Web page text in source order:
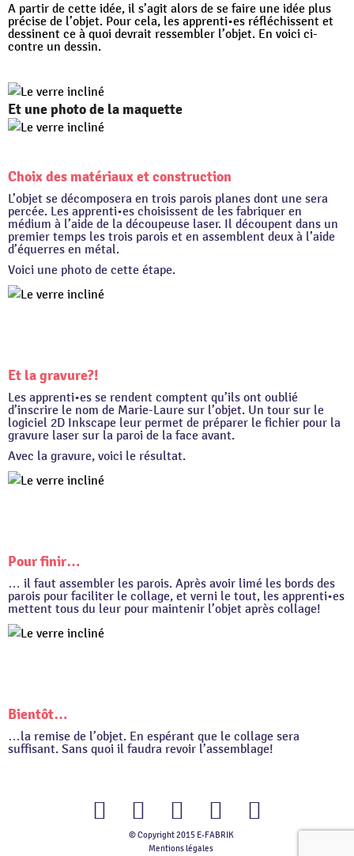
A partir de cette idée, il s’agit alors de se faire une idée plus
précise de l’objet. Pour cela, les apprenti•es réfléchissent et
dessinent ce à quoi devrait ressembler l’objet. En voici ci-
contre un dessin.
Et une photo de la maquette
Choix des matériaux et construction
L’objet se décomposera en trois parois planes dont une sera
percée. Les apprenti•es choisissent de les fabriquer en
médium à l’aide de la découpeuse laser. Il découpent dans un
premier temps les trois parois et en assemblent deux à l’aide
d’équerres en métal.
Voici une photo de cette étape.
Et la gravure?!
Les apprenti•es se rendent comptent qu’ils ont oublié
d’inscrire le nom de Marie-Laure sur l’objet. Un tour sur le
logiciel 2D Inkscape leur permet de préparer le fichier pour la
gravure laser sur la paroi de la face avant.
Avec la gravure, voici le résultat.
Pour finir…
… il faut assembler les parois. Après avoir limé les bords des
parois pour faciliter le collage, et verni le tout, les apprenti•es
mettent tous du leur pour maintenir l’objet après collage!
Bientôt…
…la remise de l’objet. En espérant que le collage sera
suffisant. Sans quoi il faudra revoir l’assemblage!
FacebookTwitterYoutubeInstagram
© Copyright 2015 E-FABRIK
Mentions légales